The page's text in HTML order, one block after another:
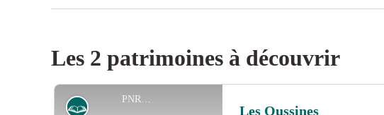
Les 2 patrimoines à découvrir
PNRML
Histoire Les Oussines